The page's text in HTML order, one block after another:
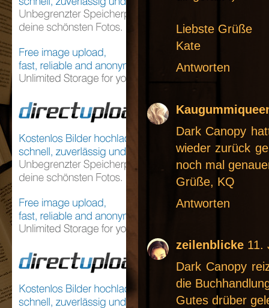
Liebste Grüße
Kate
Antworten
Dark Canopy
wieder zurück
noch mal
Grüße, KQ
Antworten
zeilenblicke 11.
Dark Canopy
die
Gutes drüber